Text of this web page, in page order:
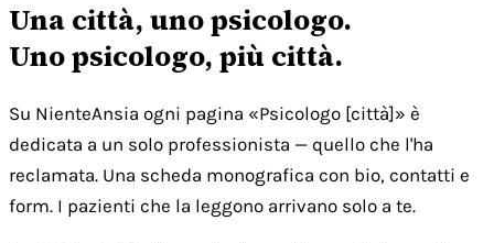
Una città, uno psicologo.
Uno psicologo, più città.
Su NienteAnsia ogni pagina «Psicologo [città]» è
dedicata a un solo professionista — quello che l'ha
reclamata. Una scheda monografica con bio, contatti e
form. I pazienti che la leggono arrivano solo a te.